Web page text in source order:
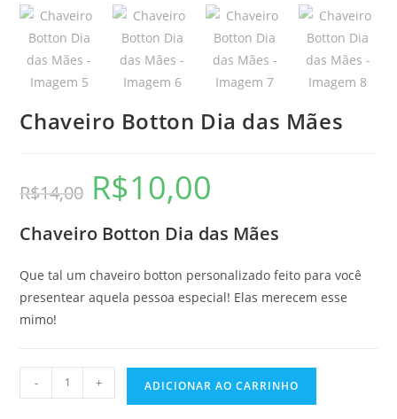
Chaveiro Botton Dia das Mães
R$14,00 R$10,00
Chaveiro Botton Dia das Mães
Que tal um chaveiro botton personalizado feito para você
presentear aquela pessoa especial! Elas merecem esse
mimo!
- + ADICIONAR AO CARRINHO